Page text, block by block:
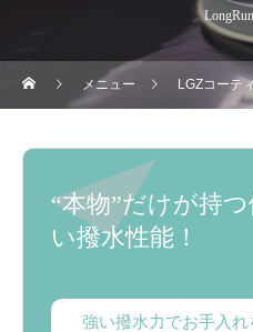
メニュー LGZコーテ
“本物”だけが持
い撥水性能！
強い撥水力でお手入